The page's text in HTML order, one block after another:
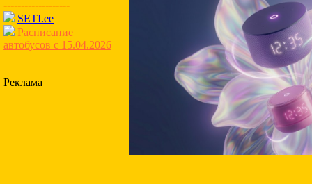
-------------------
SETI.ee
Расписание
автобусов с 15.04.2026
Реклама